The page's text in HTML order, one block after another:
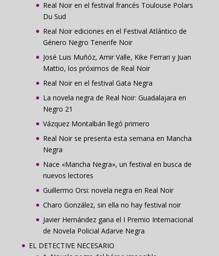
Real Noir en el festival francés Toulouse Polars
Du Sud
Real Noir ediciones en el Festival Atlántico de
Género Negro Tenerife Noir
José Luis Muñóz, Amir Valle, Kike Ferrari y Juan
Mattio, los próximos de Real Noir
Real Noir en el festival Gata Negra
La novela negra de Real Noir: Guadalajara en
Negro 21
Vázquez Montalbán llegó primero
Real Noir se presenta esta semana en Mancha
Negra
Nace «Mancha Negra», un festival en busca de
nuevos lectores
Guillermo Orsi: novela negra en Real Noir
Charo González, sin ella no hay festival noir
Javier Hernández gana el I Premio Internacional
de Novela Policial Adarve Negra
EL DETECTIVE NECESARIO